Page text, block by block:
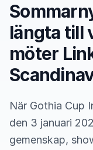
längta till
möter
När Gothia Cup
den 3 januari
gemenskap,